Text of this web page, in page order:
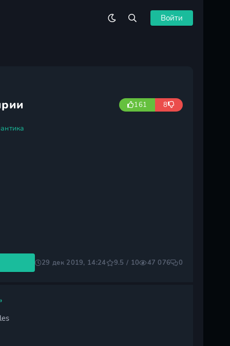
Войти
161 8
29 дек 2019, 14:24 9.5 / 10 47 076 0